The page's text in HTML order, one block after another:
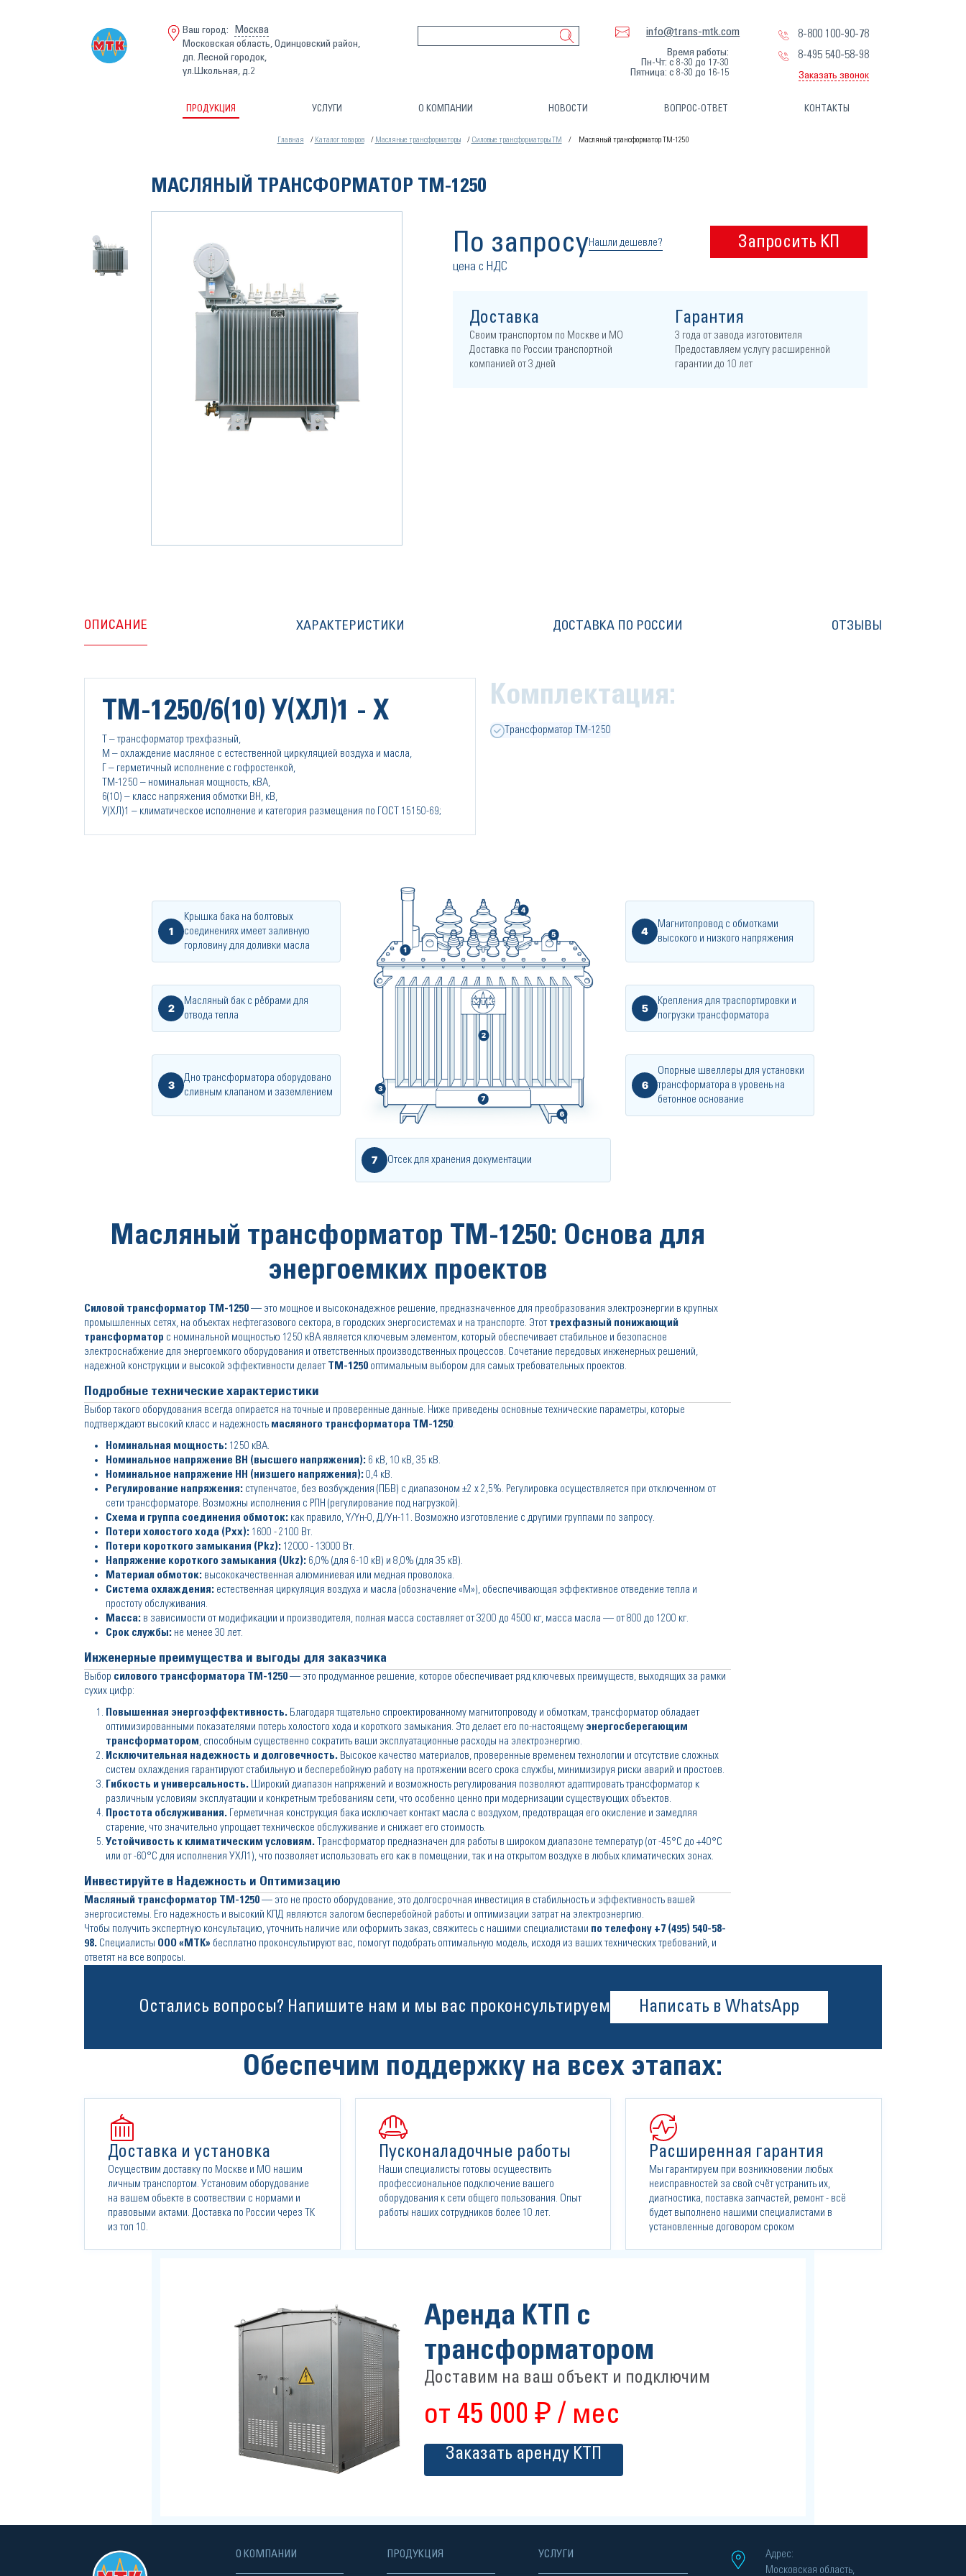
Ваш город: Москва
Московская область, Одинцовский район,
дп. Лесной городок,
ул.Школьная, д.2
info@trans-mtk.com
Время работы:
Пн-Чт: с 8-30 до 17-30
Пятница: с 8-30 до 16-15
8-800 100-90-78
8-495 540-58-98
Заказать звонок
ПРОДУКЦИЯ УСЛУГИ О КОМПАНИИ НОВОСТИ ВОПРОС-ОТВЕТ КОНТАКТЫ
Главная Каталог товаров Масляные трансформаторы Силовые трансформаторы ТМ Масляный трансформатор ТМ-1250
МАСЛЯНЫЙ ТРАНСФОРМАТОР ТМ-1250
По запросуНашли дешевле? Запросить КП
цена с НДС
Доставка
Своим транспортом по Москве и МО
Доставка по России транспортной
компанией от 3 дней
Гарантия
3 года от завода изготовителя
Предоставляем услугу расширенной
гарантии до 10 лет
ОПИСАНИЕ ХАРАКТЕРИСТИКИ ДОСТАВКА ПО РОССИИ ОТЗЫВЫ
ТМ-1250/6(10) У(ХЛ)1 - Х
Т – трансформатор трехфазный,
М – охлаждение масляное с естественной циркуляцией воздуха и масла,
Г – герметичный исполнение с гофростенкой,
ТМ-1250 – номинальная мощность, кВА,
6(10) – класс напряжения обмотки ВН, кВ,
У(ХЛ)1 – климатическое исполнение и категория размещения по ГОСТ 15150-69;
Комплектация:
Трансформатор ТМ-1250
1
Крышка бака на болтовых
соединениях имеет заливную
горловину для доливки масла
2
Масляный бак с рёбрами для
отвода тепла
3
Дно трансформатора оборудовано
сливным клапаном и заземлением
4
Магнитопровод с обмотками
высокого и низкого напряжения
5
Крепления для траспортировки и
погрузки трансформатора
6
Опорные швеллеры для установки
трансформатора в уровень на
бетонное основание
7 Отсек для хранения документации
Масляный трансформатор ТМ-1250: Основа для
энергоемких проектов
Силовой трансформатор ТМ-1250 — это мощное и высоконадежное решение, предназначенное для преобразования электроэнергии в крупных
промышленных сетях, на объектах нефтегазового сектора, в городских энергосистемах и на транспорте. Этот трехфазный понижающий
трансформатор с номинальной мощностью 1250 кВА является ключевым элементом, который обеспечивает стабильное и безопасное
электроснабжение для энергоемкого оборудования и ответственных производственных процессов. Сочетание передовых инженерных решений,
надежной конструкции и высокой эффективности делает ТМ-1250 оптимальным выбором для самых требовательных проектов.
Подробные технические характеристики
Выбор такого оборудования всегда опирается на точные и проверенные данные. Ниже приведены основные технические параметры, которые
подтверждают высокий класс и надежность масляного трансформатора ТМ-1250:
Номинальная мощность: 1250 кВА.
Номинальное напряжение ВН (высшего напряжения): 6 кВ, 10 кВ, 35 кВ.
Номинальное напряжение НН (низшего напряжения): 0,4 кВ.
Регулирование напряжения: ступенчатое, без возбуждения (ПБВ) с диапазоном ±2 х 2,5%. Регулировка осуществляется при отключенном от
сети трансформаторе. Возможны исполнения с РПН (регулирование под нагрузкой).
Схема и группа соединения обмоток: как правило, Y/Yн-0, Д/Ун-11. Возможно изготовление с другими группами по запросу.
Потери холостого хода (Pxx​): 1600 - 2100 Вт.
Потери короткого замыкания (Pkz​): 12000 - 13000 Вт.
Напряжение короткого замыкания (Ukz​): 6,0% (для 6-10 кВ) и 8,0% (для 35 кВ).
Материал обмоток: высококачественная алюминиевая или медная проволока.
Система охлаждения: естественная циркуляция воздуха и масла (обозначение «М»), обеспечивающая эффективное отведение тепла и
простоту обслуживания.
Масса: в зависимости от модификации и производителя, полная масса составляет от 3200 до 4500 кг, масса масла — от 800 до 1200 кг.
Срок службы: не менее 30 лет.
Инженерные преимущества и выгоды для заказчика
Выбор силового трансформатора ТМ-1250 — это продуманное решение, которое обеспечивает ряд ключевых преимуществ, выходящих за рамки
сухих цифр:
Повышенная энергоэффективность. Благодаря тщательно спроектированному магнитопроводу и обмоткам, трансформатор обладает
оптимизированными показателями потерь холостого хода и короткого замыкания. Это делает его по-настоящему энергосберегающим
трансформатором, способным существенно сократить ваши эксплуатационные расходы на электроэнергию.
Исключительная надежность и долговечность. Высокое качество материалов, проверенные временем технологии и отсутствие сложных
систем охлаждения гарантируют стабильную и бесперебойную работу на протяжении всего срока службы, минимизируя риски аварий и простоев.
Гибкость и универсальность. Широкий диапазон напряжений и возможность регулирования позволяют адаптировать трансформатор к
различным условиям эксплуатации и конкретным требованиям сети, что особенно ценно при модернизации существующих объектов.
Простота обслуживания. Герметичная конструкция бака исключает контакт масла с воздухом, предотвращая его окисление и замедляя
старение, что значительно упрощает техническое обслуживание и снижает его стоимость.
Устойчивость к климатическим условиям. Трансформатор предназначен для работы в широком диапазоне температур (от -45°C до +40°C
или от -60°C для исполнения УХЛ1), что позволяет использовать его как в помещении, так и на открытом воздухе в любых климатических зонах.
Инвестируйте в Надежность и Оптимизацию
Масляный трансформатор ТМ-1250 — это не просто оборудование, это долгосрочная инвестиция в стабильность и эффективность вашей
энергосистемы. Его надежность и высокий КПД являются залогом бесперебойной работы и оптимизации затрат на электроэнергию.
Чтобы получить экспертную консультацию, уточнить наличие или оформить заказ, свяжитесь с нашими специалистами по телефону +7 (495) 540-58-
98. Специалисты ООО «МТК» бесплатно проконсультируют вас, помогут подобрать оптимальную модель, исходя из ваших технических требований, и
ответят на все вопросы.
Остались вопросы? Напишите нам и мы вас проконсультируем Написать в WhatsApp
Обеспечим поддержку на всех этапах:
Доставка и установка
Осуществим доставку по Москве и МО нашим
личным транспортом. Установим оборудование
на вашем обьекте в соотвествии с нормами и
правовыми актами. Доставка по России через ТК
из топ 10.
Пусконаладочные работы
Наши специалисты готовы осущеествить
профессиональное подключение вашего
оборудования к сети общего пользования. Опыт
работы наших сотрудников более 10 лет.
Расширенная гарантия
Мы гарантируем при возникновении любых
неисправностей за свой счёт устранить их,
диагностика, поставка запчастей, ремонт - всё
будет выполнено нашими специалистами в
установленные договором сроком
Аренда КТП с
трансформатором
Доставим на ваш объект и подключим
от 45 000 ₽ / мес
Заказать аренду КТП
О КОМПАНИИ ПРОДУКЦИЯ УСЛУГИ
Адрес:
Московская область,